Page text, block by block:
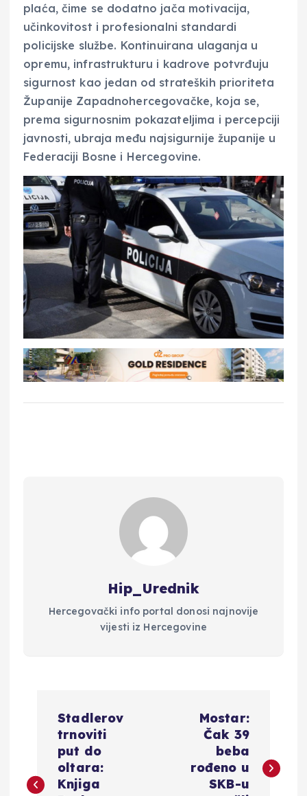
plaća, čime se dodatno jača motivacija,
učinkovitost i profesionalni standardi
policijske službe. Kontinuirana ulaganja u
opremu, infrastrukturu i kadrove potvrđuju
sigurnost kao jedan od strateških prioriteta
Županije Zapadnohercegovačke, koja se,
prema sigurnosnim pokazateljima i percepciji
javnosti, ubraja među najsigurnije županije u
Federaciji Bosne i Hercegovine.
Hip_Urednik
Hercegovački info portal donosi najnovije
vijesti iz Hercegovine
v
Stadlerov
trnoviti
put do
oltara:
Knjiga
Mostar:
Čak 39
beba
rođeno u
SKB-u